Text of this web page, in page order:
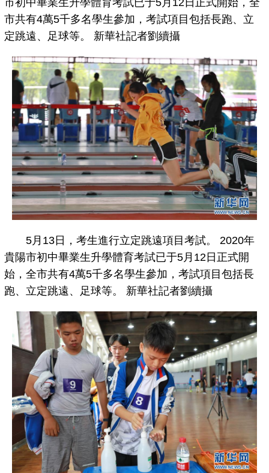
市初中畢業生升學體育考試已于5月12日正式開始，全
市共有4萬5千多名學生參加，考試項目包括長跑、立
定跳遠、足球等。 新華社記者劉續攝
5月13日，考生進行立定跳遠項目考試。 2020年
貴陽市初中畢業生升學體育考試已于5月12日正式開
始，全市共有4萬5千多名學生參加，考試項目包括長
跑、立定跳遠、足球等。 新華社記者劉續攝